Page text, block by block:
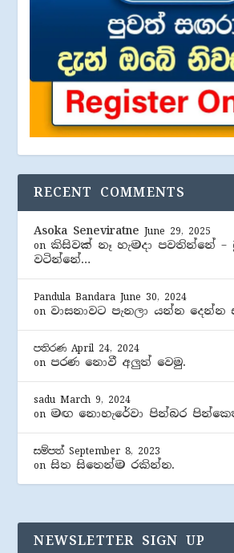
RECENT COMMENTS
Asoka Seneviratne June 29, 2025
on කිසිවක් නෑ හැමදා පවතින්නේ
වටින්නේ…
Pandula Bandara June 30, 2024
on වාසනාවට පැනලා යන්න දෙන්න
පතිරණ April 24, 2024
on පරණ නොවී අලුත් වෙමු.
sadu March 9, 2024
on මඟ නොහැරේවා පින්බර
සම්පත් September 8, 2023
onසිත සිතෙන්ම රකින්න.
NEWSLETTER SIGN UP